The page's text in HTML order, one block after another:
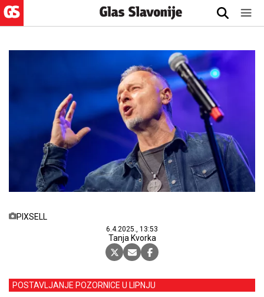
PIXSELL
6.4.2025., 13:53
Tanja Kvorka
POSTAVLJANJE POZORNICE U LIPNJU